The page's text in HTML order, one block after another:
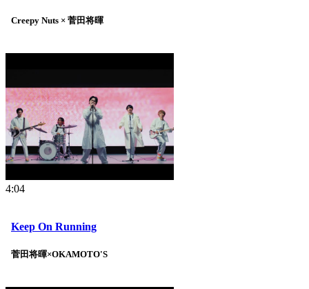
Creepy Nuts × 菅田将暉
4:04
Keep On Running
菅田将暉×OKAMOTO'S